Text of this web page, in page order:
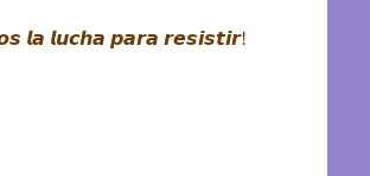
𝙡𝙖 𝙡𝙪𝙘𝙝𝙖 𝙥𝙖𝙧𝙖 𝙧𝙚𝙨𝙞𝙨𝙩𝙞𝙧!